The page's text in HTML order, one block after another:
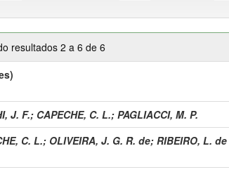
resultados 2 a 6 de 6
J. F.; CAPECHE, C. L.; PAGLIACCI, M. P.
C. L.; OLIVEIRA, J. G. R. de; RIBEIRO, L. de